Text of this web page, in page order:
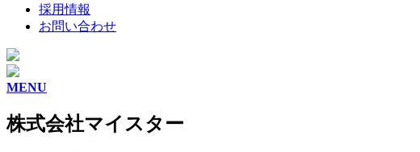
採用情報
お問い合わせ
MENU
株式会社マイスター